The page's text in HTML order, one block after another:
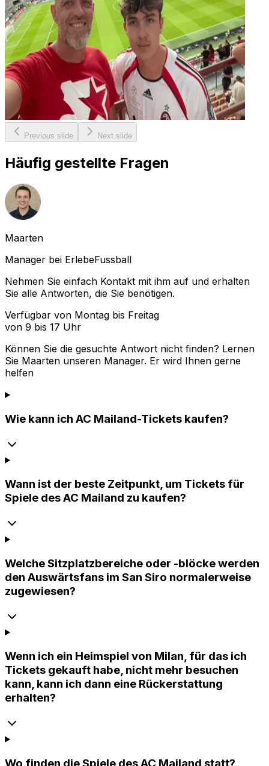
Previous slide Next slide
Häufig gestellte Fragen
Maarten
Manager bei ErlebeFussball
Nehmen Sie einfach Kontakt mit ihm auf und erhalten
Sie alle Antworten, die Sie benötigen.
Verfügbar von Montag bis Freitag
von 9 bis 17 Uhr
Können Sie die gesuchte Antwort nicht finden? Lernen
Sie Maarten unseren Manager. Er wird Ihnen gerne
helfen
Wie kann ich AC Mailand-Tickets kaufen?
Wann ist der beste Zeitpunkt, um Tickets für
Spiele des AC Mailand zu kaufen?
Welche Sitzplatzbereiche oder -blöcke werden
den Auswärtsfans im San Siro normalerweise
zugewiesen?
Wenn ich ein Heimspiel von Milan, für das ich
Tickets gekauft habe, nicht mehr besuchen
kann, kann ich dann eine Rückerstattung
erhalten?
Wo finden die Spiele des AC Mailand statt?